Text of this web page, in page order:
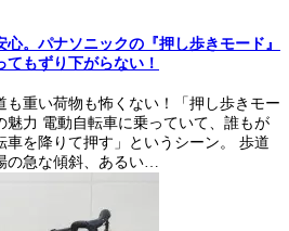
。パナソニックの『押し歩きモード』
もずり下がらない！
も重い荷物も怖くない！「押し歩きモー
魅力 電動自転車に乗っていて、誰もが
車を降りて押す」というシーン。 歩道
の急な傾斜、あるい…